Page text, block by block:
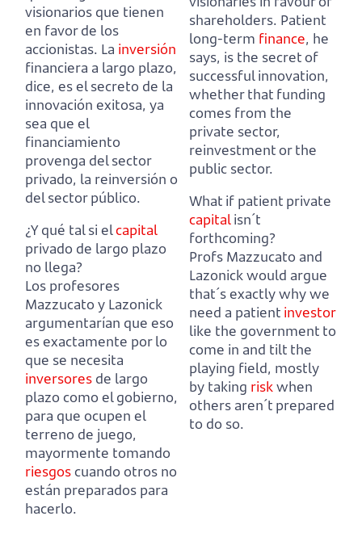
visionarios que tienen
en favor de los
accionistas. La inversión
financiera a largo plazo,
dice, es el secreto de la
innovación exitosa, ya
sea que el
financiamiento
provenga del sector
privado, la reinversión o
del sector público.
¿Y qué tal si elcapital
privado de largo plazo
no llega?
Los profesores
Mazzucato y Lazonick
argumentarían que eso
es exactamente por lo
que se necesita
inversores de largo
plazo como el gobierno,
para que ocupen el
terreno de juego,
mayormente tomando
riesgoscuando otros no
están preparados para
hacerlo.
shareholders. Patient
long-term finance, he
says, is the secret of
successful innovation,
whether that funding
comes from the
private sector,
reinvestment or the
public sector.
What if patient private
capitalisn´t
forthcoming?
Profs Mazzucato and
Lazonick would argue
that´s exactly why we
need a patient investor
like the government to
come in and tilt the
playing field, mostly
by taking riskwhen
others aren´t prepared
to do so.